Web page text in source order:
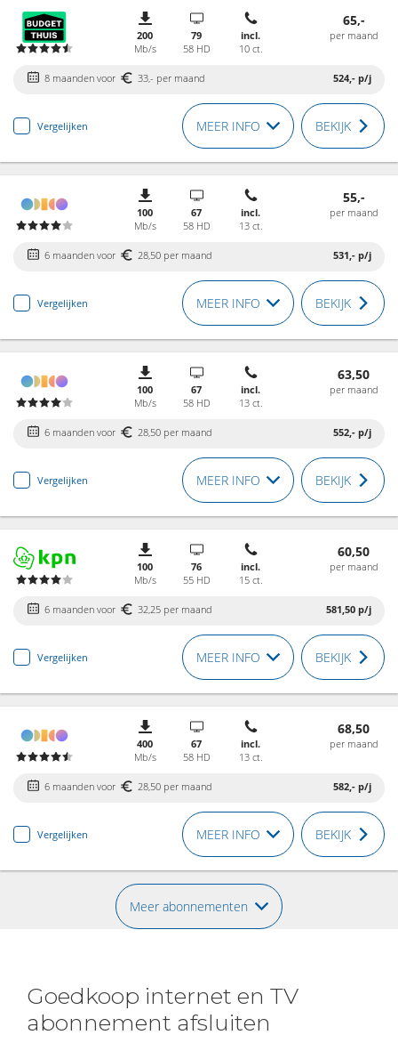
200
Mb/s
79
58 HD
incl.
10 ct.
65,-
per maand
8 maanden voor 33,- per maand 524,- p/j
Vergelijken MEER INFO BEKIJK
100
Mb/s
67
58 HD
incl.
13 ct.
55,-
per maand
6 maanden voor 28,50 per maand 531,- p/j
Vergelijken MEER INFO BEKIJK
100
Mb/s
67
58 HD
incl.
13 ct.
63,50
per maand
6 maanden voor 28,50 per maand 552,- p/j
Vergelijken MEER INFO BEKIJK
100
Mb/s
76
55 HD
incl.
15 ct.
60,50
per maand
6 maanden voor 32,25 per maand 581,50 p/j
Vergelijken MEER INFO BEKIJK
400
Mb/s
67
58 HD
incl.
13 ct.
68,50
per maand
6 maanden voor 28,50 per maand 582,- p/j
Vergelijken MEER INFO BEKIJK
Meer abonnementen
Goedkoop internet en TV
abonnement afsluiten